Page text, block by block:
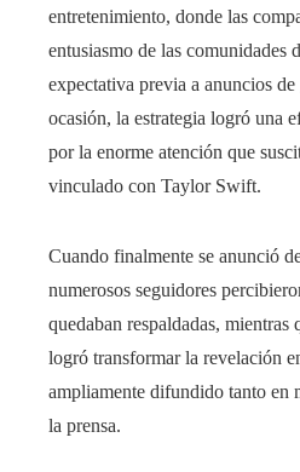
entretenimiento, donde las
entusiasmo de las comunidades
expectativa previa a anuncios
ocasión, la estrategia logró una
por la enorme atención que
vinculado con Taylor Swift.
Cuando finalmente se anunció
numerosos seguidores
quedaban respaldadas, mientras
logró transformar la revelación
ampliamente difundido tanto en
la prensa.